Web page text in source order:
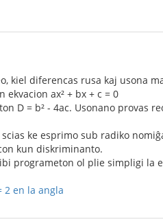
kiel diferencas rusa kaj usona
ekvacion ax² + bx + c = 0
D = b² - 4ac. Usonano provas
scias ke esprimo sub radiko
kun diskriminanto.
programeton ol plie simpligi la
2 en la angla